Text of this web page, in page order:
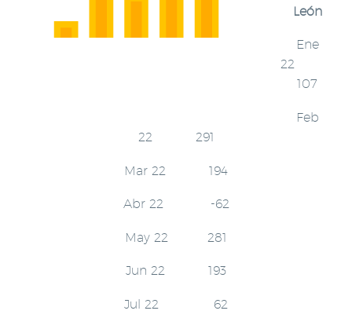
León
Ene
22
107
Feb
22 291
Mar 22 194
Abr 22 -62
May 22 281
Jun 22 193
Jul 22 62